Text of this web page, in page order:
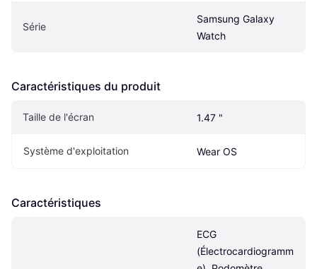
Série
Samsung Galaxy
Watch
Caractéristiques du produit
Taille de l'écran 1.47 "
Système d'exploitation Wear OS
Caractéristiques
ECG
(Électrocardiogramm